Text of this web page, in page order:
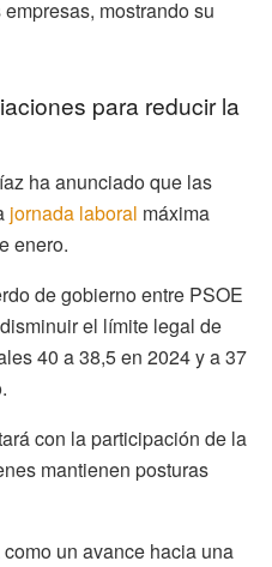
mostrando su
para reducir la
ha anunciado que las
jornada laboral máxima
enero.
de gobierno entre PSOE
el límite legal de
40 a 38,5 en 2024 y a 37
con la participación de la
mantienen posturas
un avance hacia una